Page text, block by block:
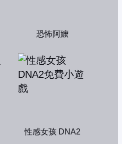
恐怖阿嬤
性感女孩 DNA2